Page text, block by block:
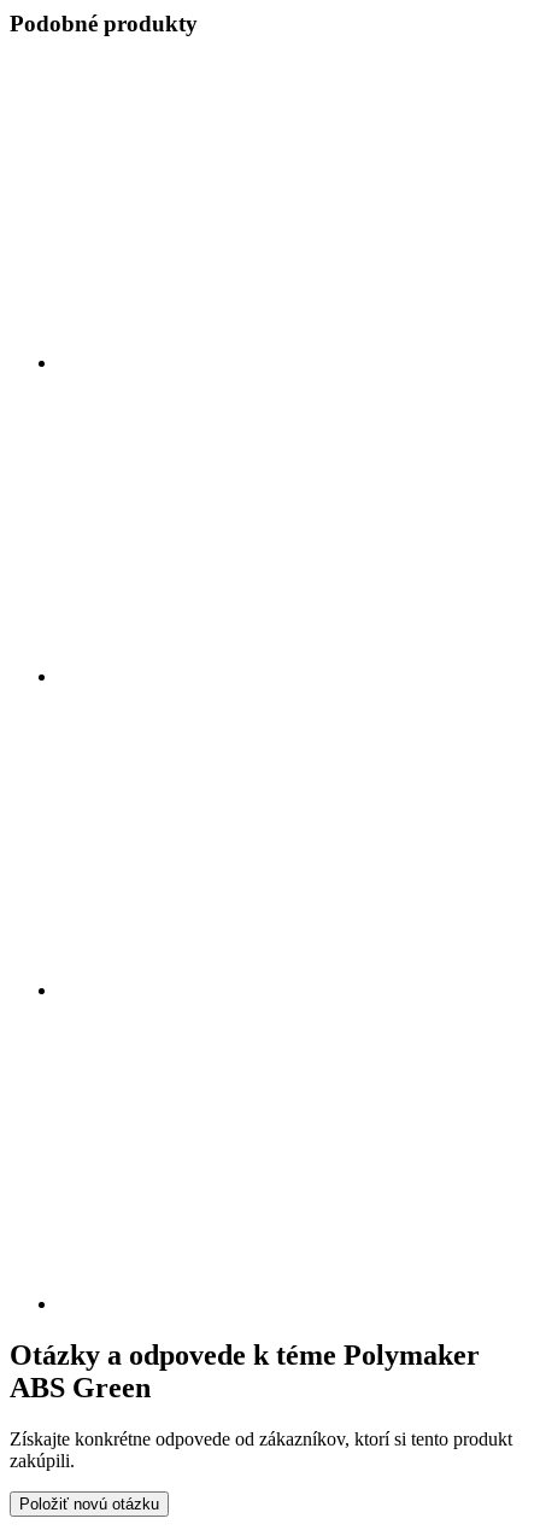
Podobné produkty
Otázky a odpovede k téme Polymaker
ABS Green
Získajte konkrétne odpovede od zákazníkov, ktorí si tento produkt
zakúpili.
Položiť novú otázku